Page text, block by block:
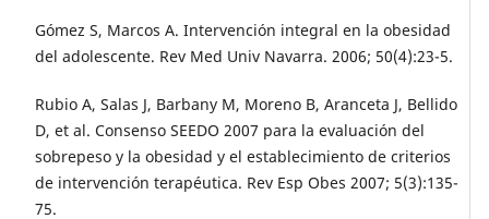
Gómez S, Marcos A. Intervención integral en la obesidad
del adolescente. Rev Med Univ Navarra. 2006; 50(4):23-5.
Rubio A, Salas J, Barbany M, Moreno B, Aranceta J, Bellido
D, et al. Consenso SEEDO 2007 para la evaluación del
sobrepeso y la obesidad y el establecimiento de criterios
de intervención terapéutica. Rev Esp Obes 2007; 5(3):135-
75.